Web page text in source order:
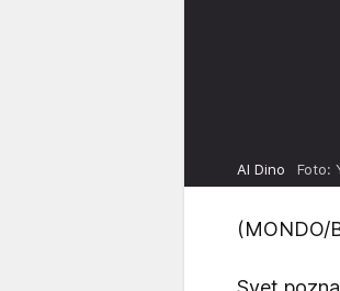
Al Dino Foto:
(MONDO/